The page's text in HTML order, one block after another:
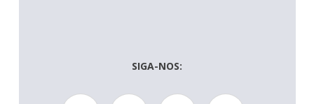
SIGA-NOS: